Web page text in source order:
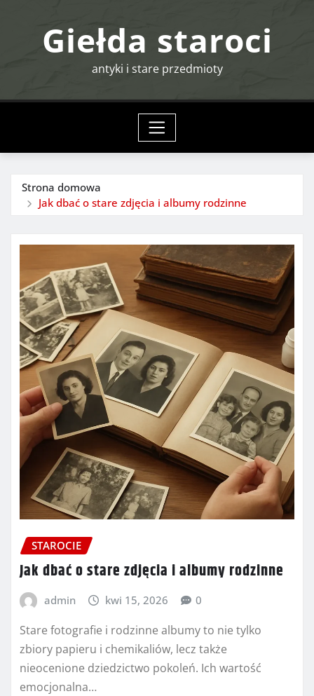
Giełda staroci
antyki i stare przedmioty
Strona domowa
Jak dbać o stare zdjęcia i albumy rodzinne
STAROCIE
Jak dbać o stare zdjęcia i albumy rodzinne
admin kwi 15, 2026 0
Stare fotografie i rodzinne albumy to nie tylko
zbiory papieru i chemikaliów, lecz także
nieocenione dziedzictwo pokoleń. Ich wartość
emocjonalna…